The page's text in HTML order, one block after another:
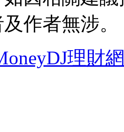
作者無涉。
理財網